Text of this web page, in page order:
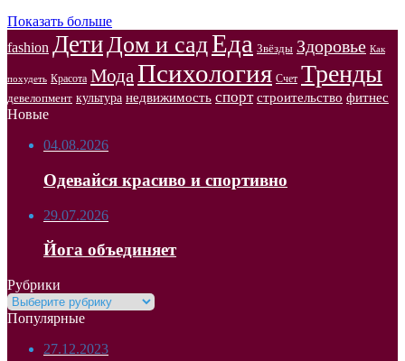
Показать больше
fashion ДетиДом и садЕда Звёзды Здоровье Как
похудеть Красота Мода Психология Счет Тренды
девелопмент культура недвижимость спорт строительство фитнес
Новые
04.08.2026
Одевайся красиво и спортивно
29.07.2026
Йога объединяет
Рубрики
Рубрики
Популярные
27.12.2023